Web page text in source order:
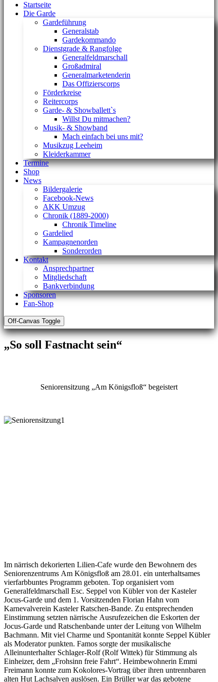
Startseite
Die Garde
Gardeführung
Generalstab
Gardekommando
Dienstgrade & Rangfolge
Generalfeldmarschall
Großadmiral
Generalmarketenderin
Das Offizierscorps
Förderkreise
Reitercorps
Garde- & Showballett`s
Willst Du mitmachen?
Musik- & Showband
Mach einfach bei uns mit?
Musikzug Leeheim
Kleiderkammer
Termine
Shop
News
Bildergalerie
Facebook-News
AKK Umzug
Chronik (1889-2000)
Chronik Timeline
Gardelied
Kampagnenorden
Sonderorden
Kontakt
Ansprechpartner
Mitgliedschaft
Bankverbindung
Sponsoren
Fan-Shop
Off-Canvas Toggle
„So soll Fastnacht sein“
Seniorensitzung „Am Königsfloß“ begeistert
Im närrisch dekorierten Lilien-Cafe wurde den Bewohnern des
Seniorenzentrums Am Königsfloß am 28.01. ein unterhaltsames
vierfarbbuntes Programm geboten. Top organisiert vom
Generalfeldmarschall Esc. Seppel von Kübler von der Kasteler
Jocus-Garde und dem 1. Vorsitzenden Florian Hahn vom
Karnevalverein Kasteler Ratschen-Bande. Zu entsprechenden
Einstimmung setzten närrische Ausrufezeichen die Eskorten der
Jocus-Garde und Ratschenbande unter der Leitung von Wilhelm
Bachmann. Mit viel Charme und Spontanität konnte Seppel Kübler
als Moderator punkten. Famos sorgte der musikalische
Alleinunterhalter Schlager-Rolf (Rolf Wittek) für Stimmung als
Einheizer, dem „Frohsinn freie Fahrt“. Heimbewohnerin Emmi
Freimann konnte zum Kokolores-Vortrag über ihren untrennbaren
alten Hut Lachsalven auslösen. Ein Brüller war das gebotene